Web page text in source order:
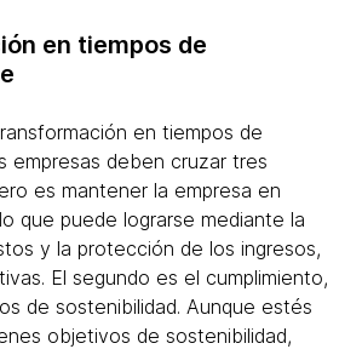
en tiempos de
en tiempos de
empresas deben cruzar tres
es mantener la empresa en
que puede lograrse mediante la
y la protección de los ingresos,
El segundo es el cumplimiento,
de sostenibilidad. Aunque estés
objetivos de sostenibilidad,